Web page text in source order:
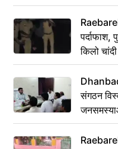
किलो
संगठन